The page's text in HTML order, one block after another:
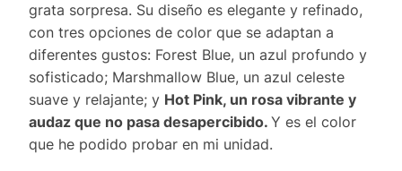
grata sorpresa. Su diseño es elegante y refinado,
con tres opciones de color que se adaptan a
diferentes gustos: Forest Blue, un azul profundo y
sofisticado; Marshmallow Blue, un azul celeste
suave y relajante; y Hot Pink, un rosa vibrante y
audaz que no pasa desapercibido. Y es el color
que he podido probar en mi unidad.